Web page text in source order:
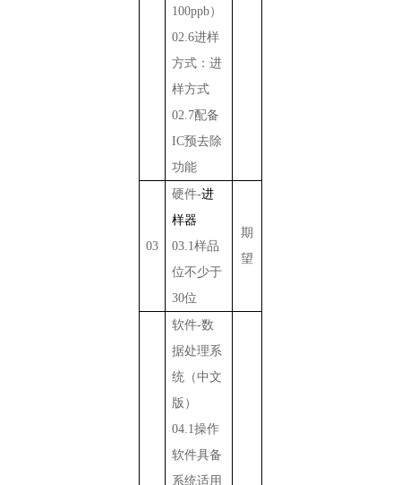
100ppb）
02.6进样
方式：进
样方式
02.7配备
IC预去除
功能
03
硬件-进
样器
03.1样品
位不少于
30位
期
望
软件-数
据处理系
统（中文
版）
04.1操作
软件具备
系统适用